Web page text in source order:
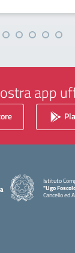
app
Istituto
"Ugo
Cancello ed